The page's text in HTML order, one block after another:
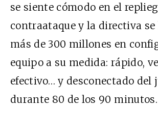
se siente cómodo en el
contraataque y la directiva
más de 300 millones en
equipo a su medida: rápido,
efectivo… y desconectado del
durante 80 de los 90 minutos.